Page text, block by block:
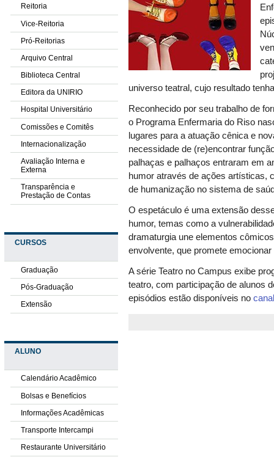
Reitoria
Vice-Reitoria
Pró-Reitorias
Arquivo Central
Biblioteca Central
Editora da UNIRIO
Hospital Universitário
Comissões e Comitês
Internacionalização
Avaliação Interna e
Externa
Transparência e
Prestação de Contas
CURSOS
Graduação
Pós-Graduação
Extensão
ALUNO
Calendário Acadêmico
Bolsas e Benefícios
Informações Acadêmicas
Transporte Intercampi
Restaurante Universitário
universo teatral, cujo resultado
Reconhecido por seu trabalho de
o Programa Enfermaria do Riso
lugares para a atuação cênica e
necessidade de (re)encontrar
palhaças e palhaços entraram em
humor através de ações artísticas,
de humanização no sistema de
O espetáculo é uma extensão
humor, temas como a
dramaturgia une elementos
envolvente, que promete
A série Teatro no Campus exibe
teatro, com participação de alunos
episódios estão disponíveis no